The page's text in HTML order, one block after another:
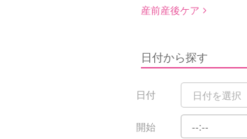
産前産後ケア
日付から探す
日付
開始